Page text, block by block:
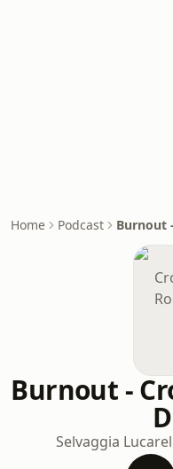
Home Podcast Burnout
Burnout -
Selvaggia